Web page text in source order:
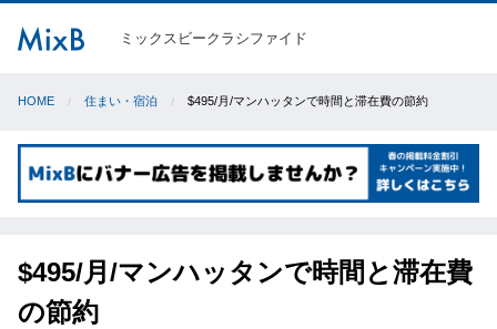
ミックスビークラシファイド
HOME 住まい・宿泊 $495/月/マンハッタンで時間と滞在費の節約
$495/月/マンハッタンで時間と滞在費
の節約